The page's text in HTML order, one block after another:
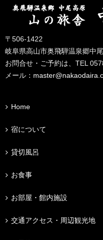
〒506-1422
岐阜県高山市奥飛騨温泉郷中
お問合せ・ご予約は、TEL
メール：
Home
宿について
貸切風呂
お食事
お部屋・館内施設
交通アクセス・周辺観光地